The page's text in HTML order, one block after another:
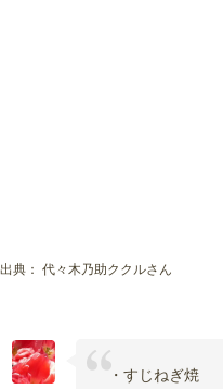
出典： 代々木乃助ククルさん
・すじねぎ焼